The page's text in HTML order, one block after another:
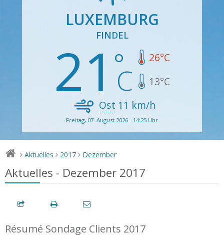
LUXEMBURG
FINDEL
21 26°C
13°C
Ost 11 km/h
Freitag, 07. August 2026 - 14:25 Uhr
> Aktuelles > 2017 > Dezember
Aktuelles - Dezember 2017
Résumé Sondage Clients 2017